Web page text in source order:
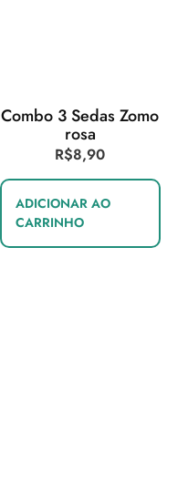
Combo 3 Sedas Zomo
rosa
R$8,90
ADICIONAR AO
CARRINHO